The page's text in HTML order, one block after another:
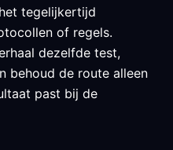
tegelijkertijd
of regels.
dezelfde test,
behoud de route alleen
past bij de